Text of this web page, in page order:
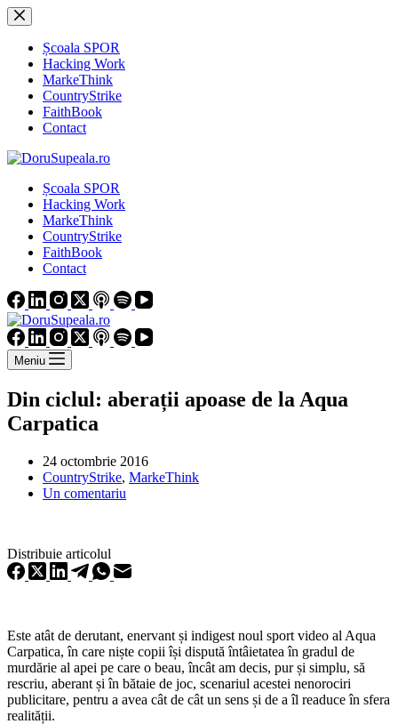
Sari
la
conținutȘcoala SPOR
Hacking Work
MarkeThink
CountryStrike
FaithBook
Contact
Școala SPOR
Hacking Work
MarkeThink
CountryStrike
FaithBook
Contact
Meniu
Din ciclul: aberații apoase de la Aqua
Carpatica
24 octombrie 2016
CountryStrike, MarkeThink
Un comentariu
Distribuie articolul
Este atât de derutant, enervant și indigest noul sport video al Aqua
Carpatica, în care niște copii își dispută întâietatea în gradul de
murdărie al apei pe care o beau, încât am decis, pur și simplu, să
rescriu, aberant și în bătaie de joc, scenariul acestei nenorociri
publicitare, pentru a avea cât de cât un sens și de a îl readuce în sfera
realității.